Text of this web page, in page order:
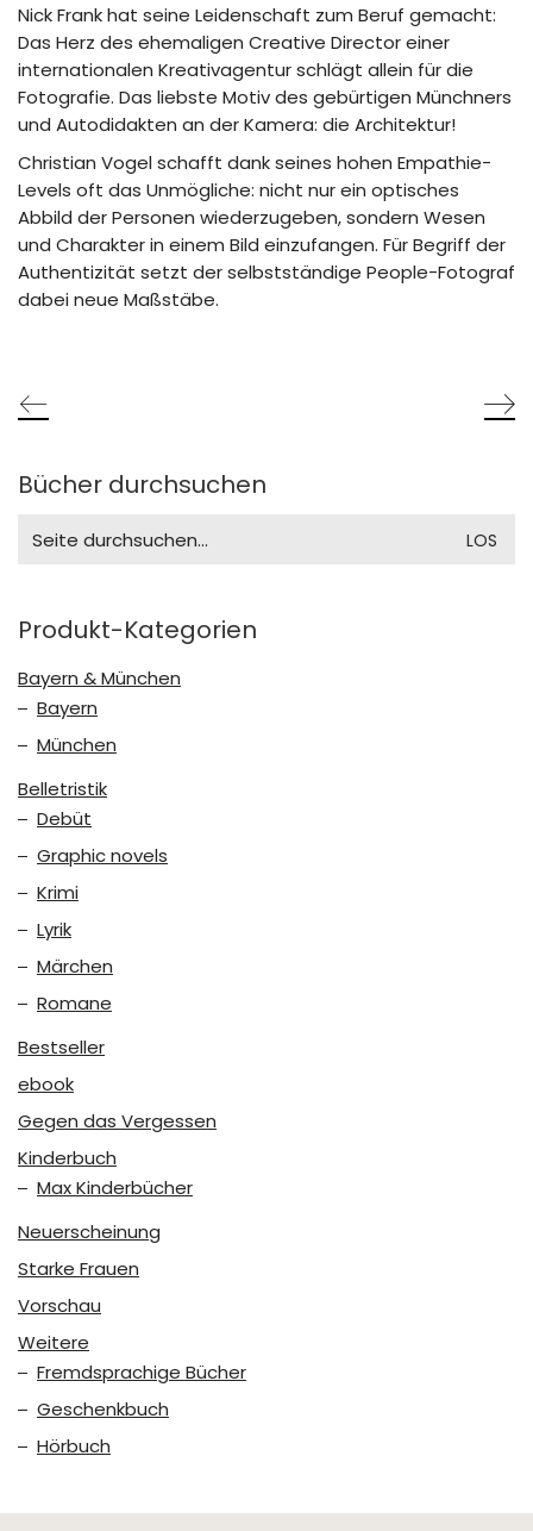
Nick Frank hat seine Leidenschaft zum Beruf gemacht:
Das Herz des ehemaligen Creative Director einer
internationalen Kreativagentur schlägt allein für die
Fotografie. Das liebste Motiv des gebürtigen Münchners
und Autodidakten an der Kamera: die Architektur!
Christian Vogel schafft dank seines hohen Empathie-
Levels oft das Unmögliche: nicht nur ein optisches
Abbild der Personen wiederzugeben, sondern Wesen
und Charakter in einem Bild einzufangen. Für Begriff der
Authentizität setzt der selbstständige People-Fotograf
dabei neue Maßstäbe.
Bücher durchsuchen
for:
Produkt-Kategorien
Bayern & München
Bayern
München
Belletristik
Debüt
Graphic novels
Krimi
Lyrik
Märchen
Romane
Bestseller
ebook
Gegen das Vergessen
Kinderbuch
Max Kinderbücher
Neuerscheinung
Starke Frauen
Vorschau
Weitere
Fremdsprachige Bücher
Geschenkbuch
Hörbuch